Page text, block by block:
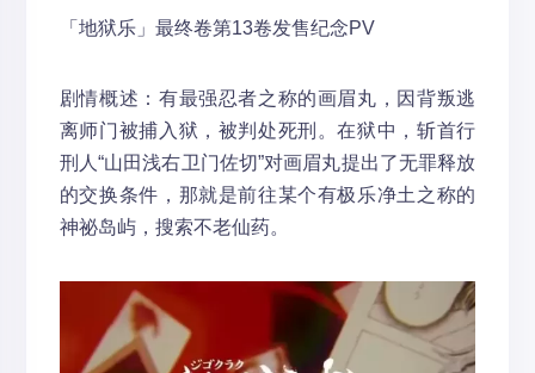
「地狱乐」最终卷第13卷发售纪念PV
剧情概述：有最强忍者之称的画眉丸，因背叛逃
离师门被捕入狱，被判处死刑。在狱中，斩首行
刑人“山田浅右卫门佐切”对画眉丸提出了无罪释放
的交换条件，那就是前往某个有极乐净土之称的
神祕岛屿，搜索不老仙药。